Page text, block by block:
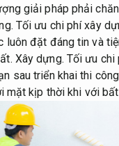
giải pháp phải
Tối ưu chi phí xây
luôn đặt đáng tin và
Xây dựng. Tối ưu chi
sau triển khai thi
mặt kịp thời khi với